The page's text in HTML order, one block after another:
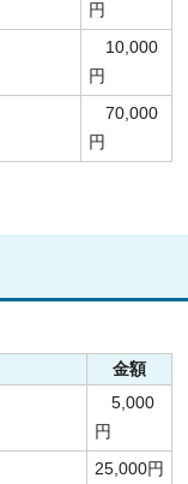
円
10,000
円
70,000
円
金額
5,000
円
25,000円